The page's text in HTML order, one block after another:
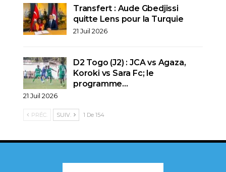
Transfert : Aude Gbedjissi
quitte Lens pour la Turquie
21 Juil 2026
D2 Togo (J2) : JCA vs Agaza,
Koroki vs Sara Fc; le
programme…
21 Juil 2026
PRÉC. SUIV. 1 De 154